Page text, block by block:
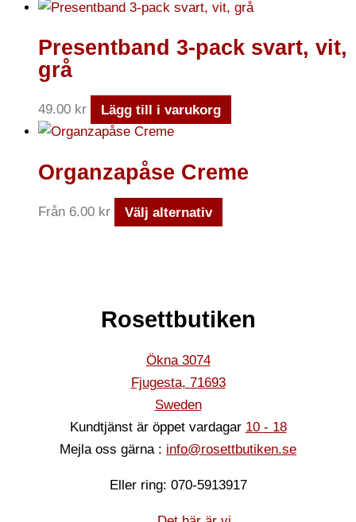
Presentband 3-pack svart, vit,
grå
49.00 kr Lägg till i varukorg
Organzapåse Creme
Från 6.00 kr Välj alternativ
Rosettbutiken
Ökna 3074
Fjugesta, 71693
Sweden
Kundtjänst är öppet vardagar 10 - 18
Mejla oss gärna : info@rosettbutiken.se
Eller ring: 070-5913917